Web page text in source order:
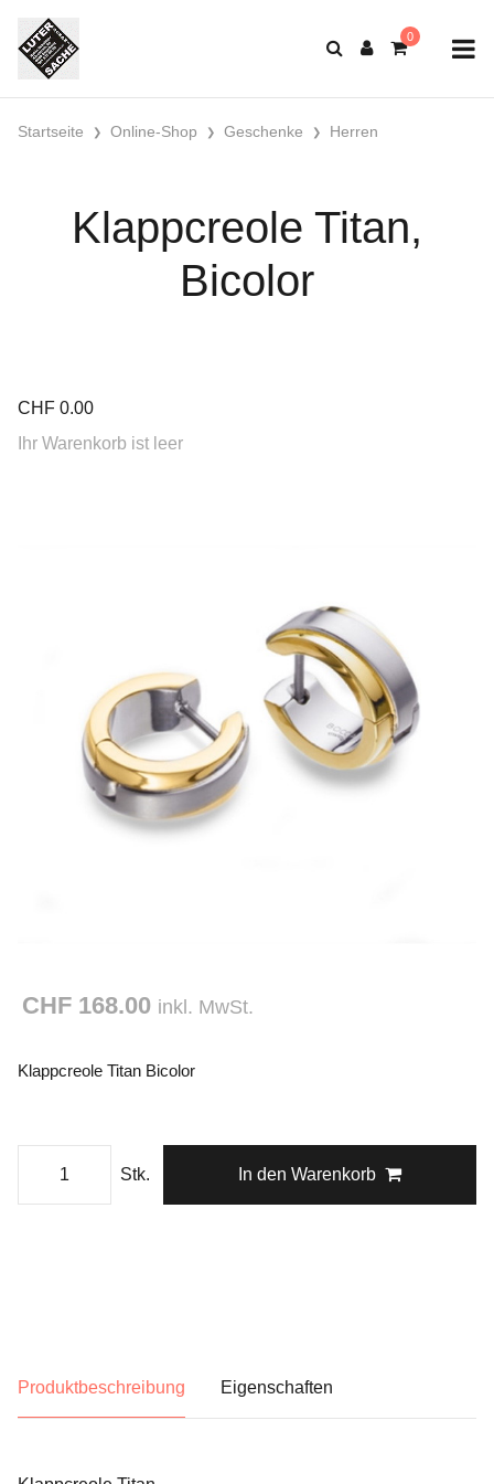
Startseite Online-Shop Geschenke Herren
Klappcreole Titan,
Bicolor
CHF 0.00
Ihr Warenkorb ist leer
CHF 168.00 inkl. MwSt.
Klappcreole Titan Bicolor
Stk. In den Warenkorb
Produktbeschreibung Eigenschaften